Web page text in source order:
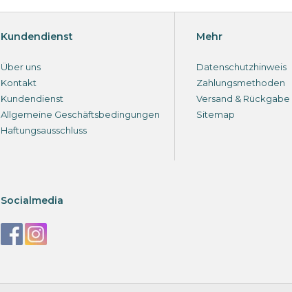
Kundendienst
Über uns
Kontakt
Kundendienst
Allgemeine Geschäftsbedingungen
Haftungsausschluss
Mehr
Datenschutzhinweis
Zahlungsmethoden
Versand & Rückgabe
Sitemap
Socialmedia